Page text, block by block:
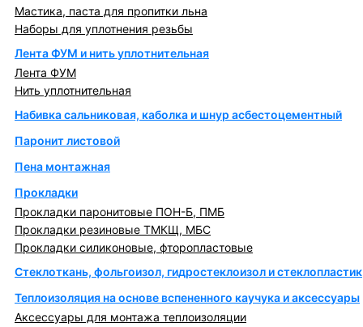
Мастика, паста для пропитки льна
Наборы для уплотнения резьбы
Лента ФУМ и нить уплотнительная
Лента ФУМ
Нить уплотнительная
Набивка сальниковая, каболка и шнур асбестоцементный
Паронит листовой
Пена монтажная
Прокладки
Прокладки паронитовые ПОН-Б, ПМБ
Прокладки резиновые ТМКЩ, МБС
Прокладки силиконовые, фторопластовые
Стеклоткань, фольгоизол, гидростеклоизол и стеклопластик
Теплоизоляция на основе вспененного каучука и аксессуары
Аксессуары для монтажа теплоизоляции